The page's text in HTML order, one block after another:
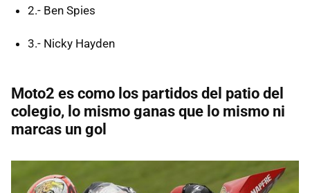
2.- Ben Spies
3.- Nicky Hayden
Moto2 es como los partidos del patio del
colegio, lo mismo ganas que lo mismo ni
marcas un gol